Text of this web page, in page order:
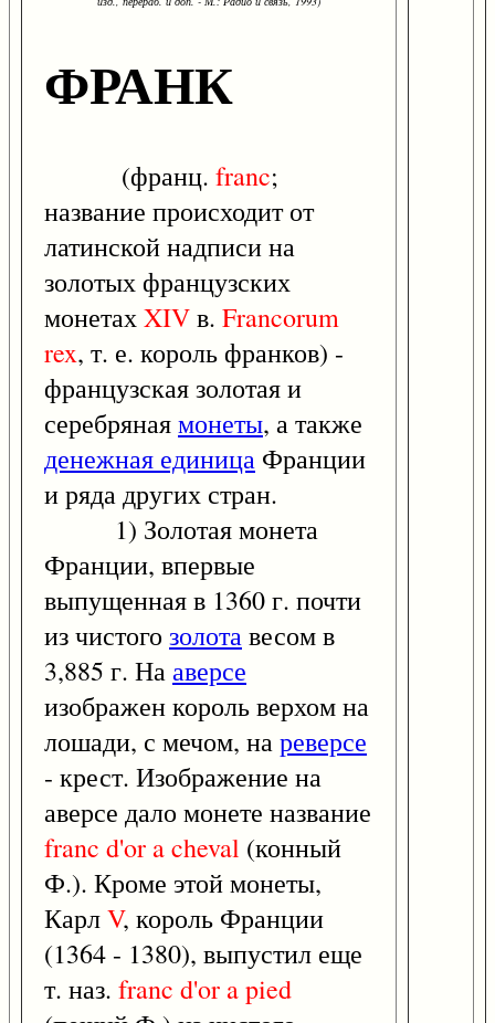
ФРАНК
(франц. franc;
название происходит от
латинской надписи на
золотых французских
монетахXIVв. Francorum
rex, т. е. король франков) -
французская золотая и
серебрянаямонеты, а также
денежная единица Франции
и ряда других стран.
1) Золотая монета
Франции, впервые
выпущенная в 1360 г. почти
из чистого золотавесом в
3,885 г. Нааверсе
изображен король верхом на
лошади, с мечом, нареверсе
- крест. Изображение на
аверсе дало монете название
franc d'or acheval (конный
Ф.). Кроме этой монеты,
КарлV, король Франции
(1364 - 1380), выпустил еще
т. наз. franc d'or apied